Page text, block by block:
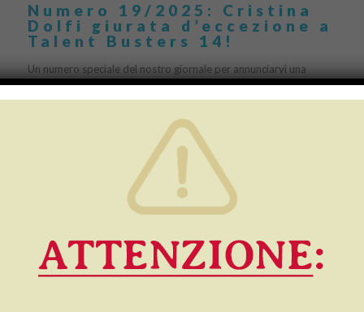
Numero 19/2025: Cristina
Dolfi giurata d’eccezione a
Talent Busters 14!
Un numero speciale del nostro giornale per annunciarvi una
notizia altrettanto speciale: Autodemolizioni Dolfi continuerà la
collaborazione con Talent Busters – l’acchiappatalenti, il format tv